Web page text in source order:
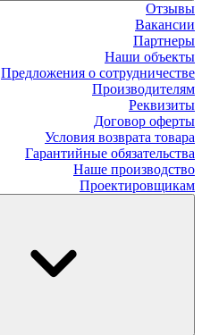
Отзывы
Вакансии
Партнеры
Наши объекты
Предложения о сотрудничестве
Производителям
Реквизиты
Договор оферты
Условия возврата товара
Гарантийные обязательства
Наше производство
Проектировщикам